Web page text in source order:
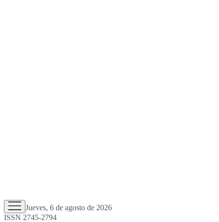
Jueves, 6 de agosto de 2026
ISSN 2745-2794